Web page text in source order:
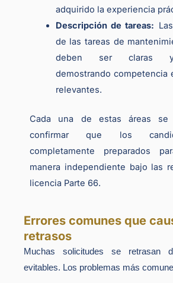
adquirido la experiencia
Descripción de tareas:
de las tareas de
deben ser claras y
demostrando competencia
relevantes.
Cada una de estas áreas se
confirmar que los
completamente preparados
manera independiente bajo las
licencia Parte 66.
Errores comunes que
retrasos
Muchas solicitudes se retrasan
evitables. Los problemas más